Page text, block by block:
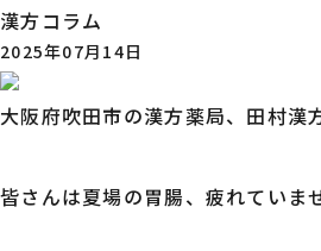
漢方コラム
2025年07月14日
大阪府吹田市の漢方薬局、田村漢
皆さんは夏場の胃腸、疲れていま